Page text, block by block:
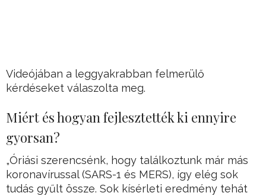
Videójában a leggyakrabban felmerülő
kérdéseket válaszolta meg.
Miért és hogyan fejlesztették ki ennyire
gyorsan?
„Óriási szerencsénk, hogy találkoztunk már más
koronavírussal (SARS-1 és MERS), így elég sok
tudás gyűlt össze. Sok kísérleti eredmény tehát